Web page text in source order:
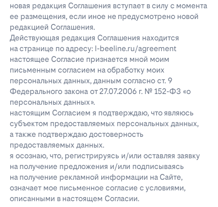
новая редакция Соглашения вступает в силу с момента
ее размещения, если иное не предусмотрено новой
редакцией Соглашения.
Действующая редакция Соглашения находится
на странице по адресу: l-beeline.ru/agreement
настоящее Согласие признается мной моим
письменным согласием на обработку моих
персональных данных, данным согласно ст. 9
Федерального закона от 27.07.2006 г. № 152-ФЗ «о
персональных данных».
настоящим Согласием я подтверждаю, что являюсь
субъектом предоставляемых персональных данных,
а также подтверждаю достоверность
предоставляемых данных.
я осознаю, что, регистрируясь и/или оставляя заявку
на получение предложения и/или подписываясь
на получение рекламной информации на Сайте,
означает мое письменное согласие с условиями,
описанными в настоящем Согласии.